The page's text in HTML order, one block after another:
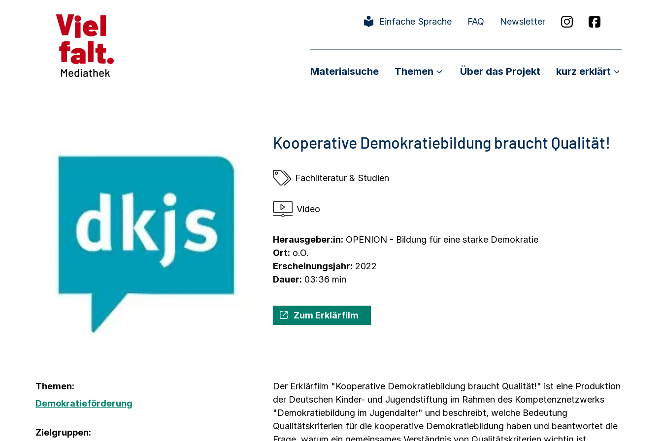
Einfache Sprache FAQ Newsletter
Materialsuche Themen Über das Projekt kurz erklärt
Kooperative Demokratiebildung braucht Qualität!
Fachliteratur & Studien
Video
Herausgeber:in: OPENION - Bildung für eine starke Demokratie
Ort: o.O.
Erscheinungsjahr: 2022
Dauer: 03:36 min
Zum Erklärfilm
Themen:
Demokratieförderung
Zielgruppen:
Der Erklärfilm "Kooperative Demokratiebildung braucht Qualität!" ist eine Produktion
der Deutschen Kinder- und Jugendstiftung im Rahmen des Kompetenznetzwerks
"Demokratiebildung im Jugendalter" und beschreibt, welche Bedeutung
Qualitätskriterien für die kooperative Demokratiebildung haben und beantwortet die